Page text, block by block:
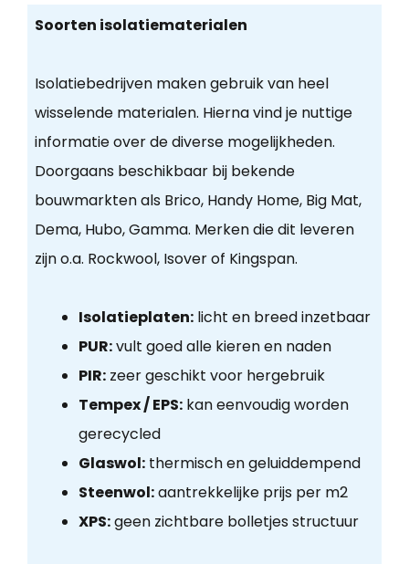
Soorten isolatiematerialen
Isolatiebedrijven maken gebruik van heel
wisselende materialen. Hierna vind je nuttige
informatie over de diverse mogelijkheden.
Doorgaans beschikbaar bij bekende
bouwmarkten als Brico, Handy Home, Big Mat,
Dema, Hubo, Gamma. Merken die dit leveren
zijn o.a. Rockwool, Isover of Kingspan.
Isolatieplaten:licht en breed inzetbaar
PUR:vult goed alle kieren en naden
PIR:zeer geschikt voor hergebruik
Tempex / EPS:kan eenvoudig worden
gerecycled
Glaswol:thermisch en geluiddempend
Steenwol:aantrekkelijke prijs per m2
XPS:geen zichtbare bolletjes structuur